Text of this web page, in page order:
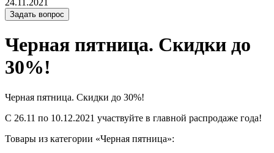
24.11.2021
Задать вопрос
Черная пятница. Скидки до
30%!
Черная пятница. Скидки до 30%!
С 26.11 по 10.12.2021 участвуйте в главной распродаже года!
Товары из категории «Черная пятница»: